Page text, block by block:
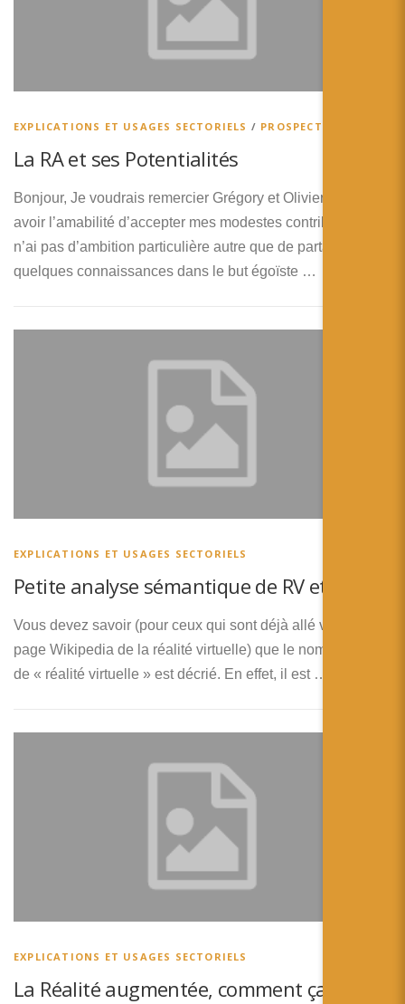
EXPLICATIONS ET USAGES SECTORIELS / PROSPECTIVES
La RA et ses Potentialités
Bonjour, Je voudrais remercier Grégory et Olivier pour
avoir l’amabilité d’accepter mes modestes contributions. Je
n’ai pas d’ambition particulière autre que de partager mes
quelques connaissances dans le but égoïste …
EXPLICATIONS ET USAGES SECTORIELS
Petite analyse sémantique de RV et RA
Vous devez savoir (pour ceux qui sont déjà allé voir la
page Wikipedia de la réalité virtuelle) que le nom lui-même
de « réalité virtuelle » est décrié. En effet, il est …
EXPLICATIONS ET USAGES SECTORIELS
La Réalité augmentée, comment ça